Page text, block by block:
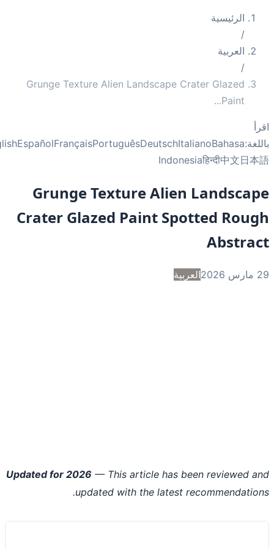
الرئيسية
العربية
Grunge Texture Alien Landscape Crater Glazed
Paint
...
EnglishEspañolFrançaisPortuguêsDeutschItalianoBahasa
Indonesiaहिन्दी中文日
Grunge Texture Alien
Crater Glazed Paint Spotted
العربية
Updated for 2026 — This article has been reviewed
updated with the latest